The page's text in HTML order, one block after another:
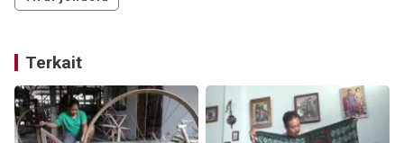
Terkait